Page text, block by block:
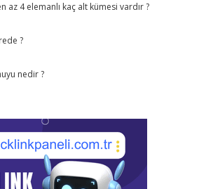
az 4 elemanlı kaç alt kümesi vardır ?
?
nedir ?